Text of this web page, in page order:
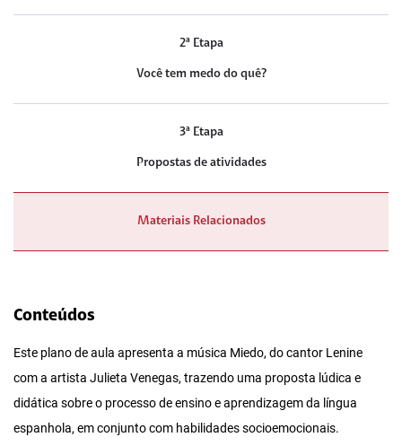
2ª Etapa
Você tem medo do quê?
3ª Etapa
Propostas de atividades
Materiais Relacionados
Conteúdos
Este plano de aula apresenta a música Miedo, do cantor Lenine
com a artista Julieta Venegas, trazendo uma proposta lúdica e
didática sobre o processo de ensino e aprendizagem da língua
espanhola, em conjunto com habilidades socioemocionais.